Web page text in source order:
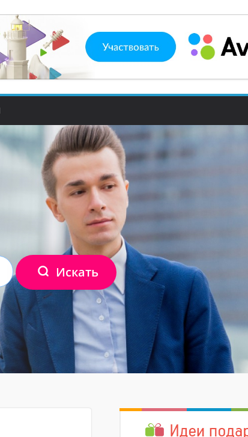
Искать